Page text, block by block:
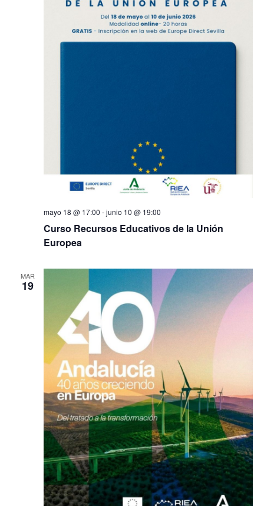
Curso Recursos Educativos de la Unión
Europea
mayo 18 @ 17:00 -junio 10 @ 19:00
MAR
19